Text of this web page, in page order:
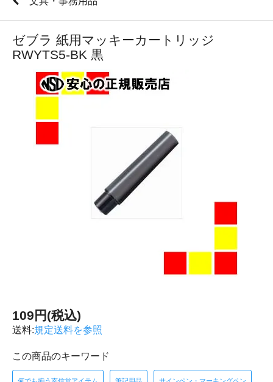
ゼブラ 紙用マッキーカートリッジ
RWYTS5-BK 黒
109円(税込)
送料:規定送料を参照
この商品のキーワード